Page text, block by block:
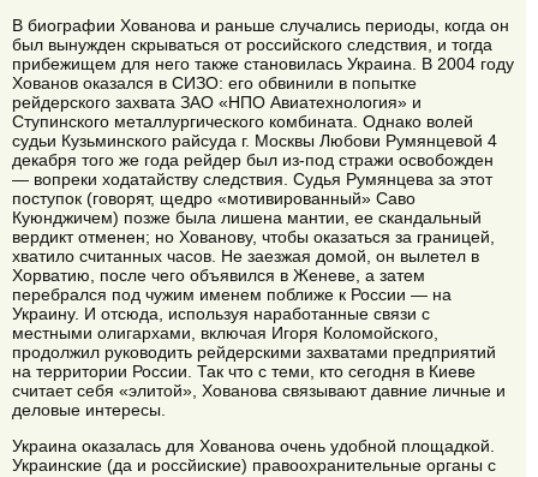
В биографии Хованова и раньше случались периоды, когда он
был вынужден скрываться от российского следствия, и тогда
прибежищем для него также становилась Украина. В 2004 году
Хованов оказался в СИЗО: его обвинили в попытке
рейдерского захвата ЗАО «НПО Авиатехнология» и
Ступинского металлургического комбината. Однако волей
судьи Кузьминского райсуда г. Москвы Любови Румянцевой 4
декабря того же года рейдер был из-под стражи освобожден
— вопреки ходатайству следствия. Судья Румянцева за этот
поступок (говорят, щедро «мотивированный» Саво
Куюнджичем) позже была лишена мантии, ее скандальный
вердикт отменен; но Хованову, чтобы оказаться за границей,
хватило считанных часов. Не заезжая домой, он вылетел в
Хорватию, после чего объявился в Женеве, а затем
перебрался под чужим именем поближе к России — на
Украину. И отсюда, используя наработанные связи с
местными олигархами, включая Игоря Коломойского,
продолжил руководить рейдерскими захватами предприятий
на территории России. Так что с теми, кто сегодня в Киеве
считает себя «элитой», Хованова связывают давние личные и
деловые интересы.
Украина оказалась для Хованова очень удобной площадкой.
Украинские (да и россйиские) правоохранительные органы с